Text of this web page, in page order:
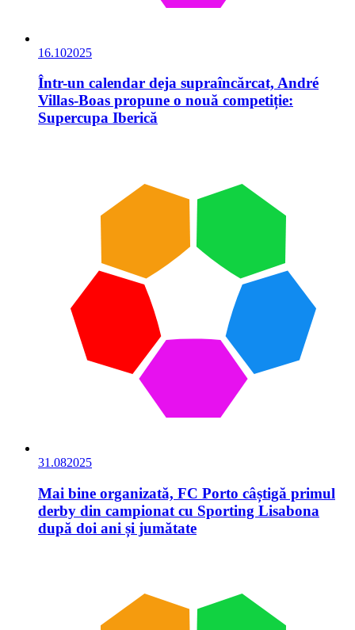
16.102025
Într-un calendar deja supraîncărcat, André
Villas-Boas propune o nouă competiție:
Supercupa Iberică
31.082025
Mai bine organizată, FC Porto câștigă primul
derby din campionat cu Sporting Lisabona
după doi ani și jumătate